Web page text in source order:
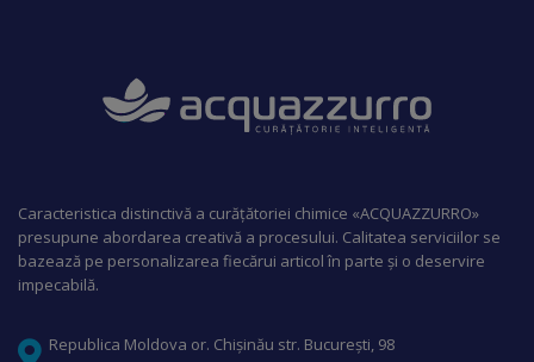
Caracteristica distinctivă a curățătoriei chimice «ACQUAZZURRO»
presupune abordarea creativă a procesului. Calitatea serviciilor se
bazează pe personalizarea fiecărui articol în parte și o deservire
impecabilă.
Republica Moldova or. Chișinău str. București, 98